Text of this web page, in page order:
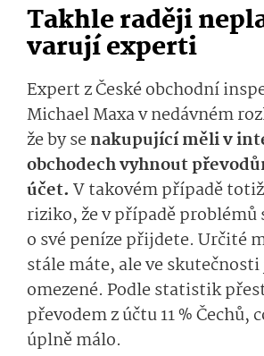
Takhle raději
varují experti
Expert z České obchodní
Michael Maxa v nedávném
že by senakupující měli v
obchodech vyhnout
účet. V takovém případě
riziko, že v případě problémů
o své peníze přijdete. Určité
stále máte, ale ve
omezené. Podle statistik
převodem z účtu 11 % Čechů,
úplně málo.